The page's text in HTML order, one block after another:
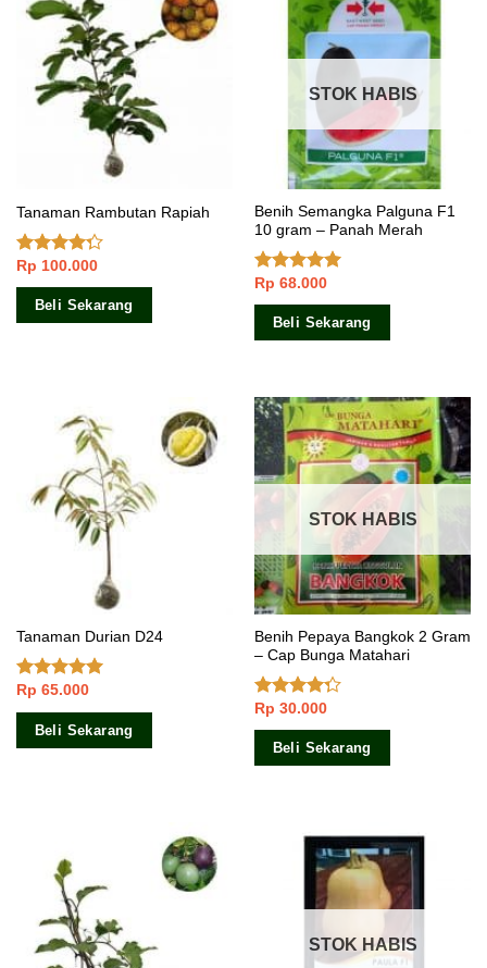
Tanaman Rambutan Rapiah
Dinilai
4.00dari
Rp 100.000
Beli Sekarang
STOK HABIS
Benih Semangka Palguna F1
10 gram – Panah Merah
Dinilai5.00
dari 5
Rp 68.000
Beli Sekarang
Tanaman Durian D24
Dinilai4.75
dari 5
Rp 65.000
Beli Sekarang
STOK HABIS
Benih Pepaya Bangkok 2 Gram
– Cap Bunga Matahari
Dinilai
4.00dari
Rp 30.000
Beli Sekarang
STOK HABIS